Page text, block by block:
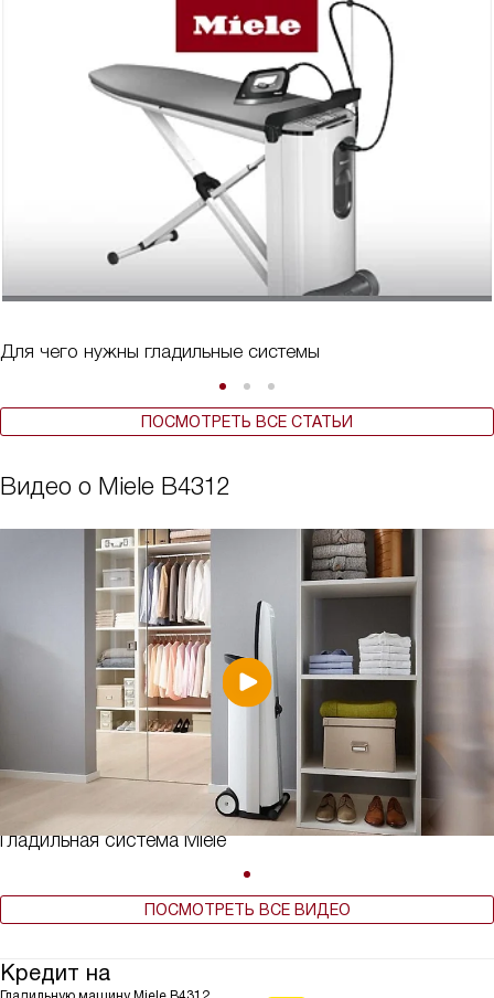
Для чего нужны гладильные системы
ПОСМОТРЕТЬ ВСЕ СТАТЬИ
Видео о Miele B4312
Гладильная система Miele
ПОСМОТРЕТЬ ВСЕ ВИДЕО
Кредит на